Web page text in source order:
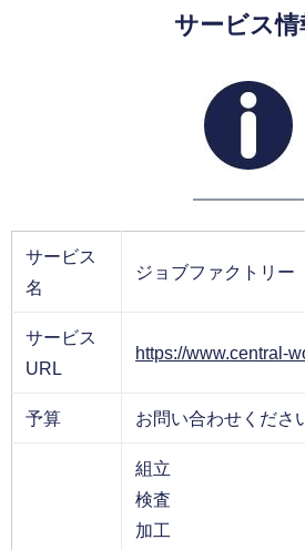
サービス情
サービス
名
ジョブファクトリー
サービス
URL
https://www.central-
予算 お問い合わせくださ
組立
検査
加工